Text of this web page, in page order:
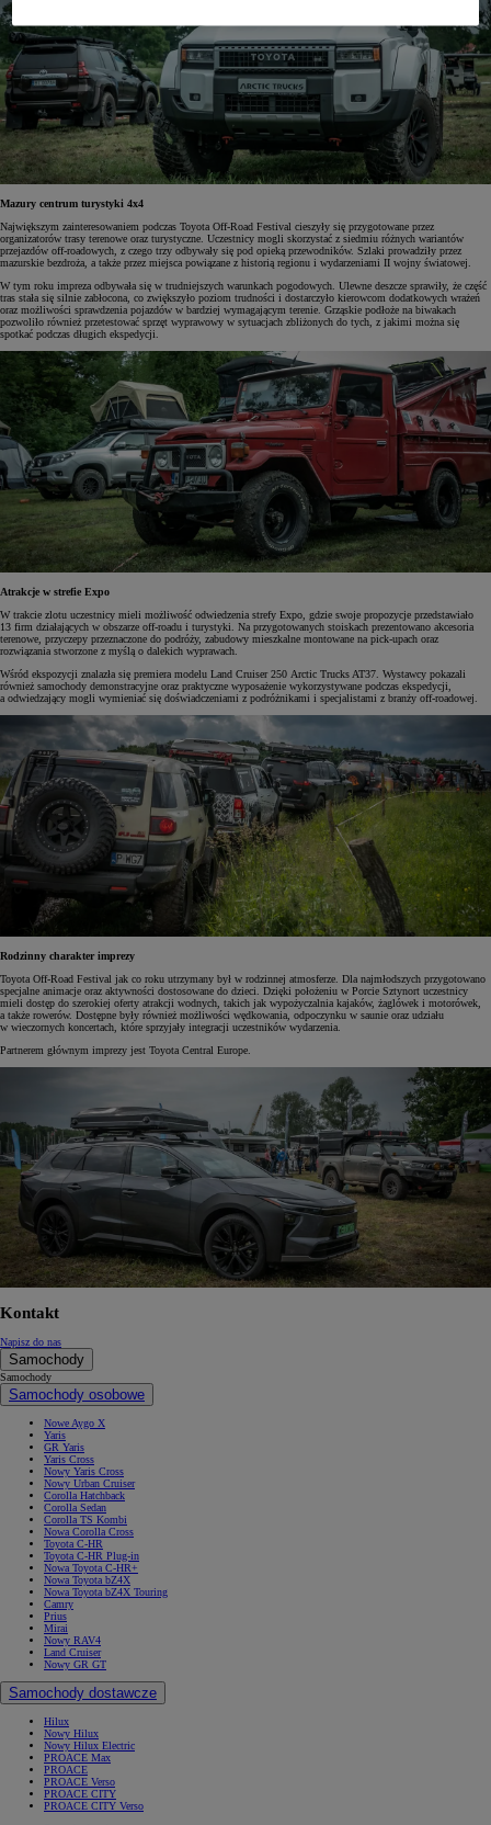
Mazury centrum turystyki 4x4
Największym zainteresowaniem podczas Toyota Off-Road Festival cieszyły się przygotowane przez
organizatorów trasy terenowe oraz turystyczne. Uczestnicy mogli skorzystać z siedmiu różnych wariantów
przejazdów off-roadowych, z czego trzy odbywały się pod opieką przewodników. Szlaki prowadziły przez
mazurskie bezdroża, a także przez miejsca powiązane z historią regionu i wydarzeniami II wojny światowej.
W tym roku impreza odbywała się w trudniejszych warunkach pogodowych. Ulewne deszcze sprawiły, że część
tras stała się silnie zabłocona, co zwiększyło poziom trudności i dostarczyło kierowcom dodatkowych wrażeń
oraz możliwości sprawdzenia pojazdów w bardziej wymagającym terenie. Grząskie podłoże na biwakach
pozwoliło również przetestować sprzęt wyprawowy w sytuacjach zbliżonych do tych, z jakimi można się
spotkać podczas długich ekspedycji.
Atrakcje w strefie Expo
W trakcie zlotu uczestnicy mieli możliwość odwiedzenia strefy Expo, gdzie swoje propozycje przedstawiało
13 firm działających w obszarze off-roadu i turystyki. Na przygotowanych stoiskach prezentowano akcesoria
terenowe, przyczepy przeznaczone do podróży, zabudowy mieszkalne montowane na pick-upach oraz
rozwiązania stworzone z myślą o dalekich wyprawach.
Wśród ekspozycji znalazła się premiera modelu Land Cruiser 250 Arctic Trucks AT37. Wystawcy pokazali
również samochody demonstracyjne oraz praktyczne wyposażenie wykorzystywane podczas ekspedycji,
a odwiedzający mogli wymieniać się doświadczeniami z podróżnikami i specjalistami z branży off-roadowej.
Rodzinny charakter imprezy
Toyota Off-Road Festival jak co roku utrzymany był w rodzinnej atmosferze. Dla najmłodszych przygotowano
specjalne animacje oraz aktywności dostosowane do dzieci. Dzięki położeniu w Porcie Sztynort uczestnicy
mieli dostęp do szerokiej oferty atrakcji wodnych, takich jak wypożyczalnia kajaków, żaglówek i motorówek,
a także rowerów. Dostępne były również możliwości wędkowania, odpoczynku w saunie oraz udziału
w wieczornych koncertach, które sprzyjały integracji uczestników wydarzenia.
Partnerem głównym imprezy jest Toyota Central Europe.
Kontakt
Napisz do nas
Samochody
Samochody
Samochody osobowe
Nowe Aygo X
Yaris
GR Yaris
Yaris Cross
Nowy Yaris Cross
Nowy Urban Cruiser
Corolla Hatchback
Corolla Sedan
Corolla TS Kombi
Nowa Corolla Cross
Toyota C-HR
Toyota C-HR Plug-in
Nowa Toyota C-HR+
Nowa Toyota bZ4X
Nowa Toyota bZ4X Touring
Camry
Prius
Mirai
Nowy RAV4
Land Cruiser
Nowy GR GT
Samochody dostawcze
Hilux
Nowy Hilux
Nowy Hilux Electric
PROACE Max
PROACE
PROACE Verso
PROACE CITY
PROACE CITY Verso